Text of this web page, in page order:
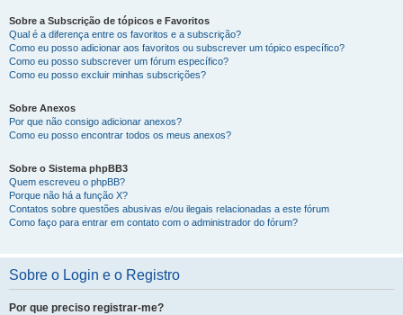
Sobre a Subscrição de tópicos e Favoritos
Qual é a diferença entre os favoritos e a subscrição?
Como eu posso adicionar aos favoritos ou subscrever um tópico específico?
Como eu posso subscrever um fórum específico?
Como eu posso excluir minhas subscrições?
Sobre Anexos
Por que não consigo adicionar anexos?
Como eu posso encontrar todos os meus anexos?
Sobre o Sistema phpBB3
Quem escreveu o phpBB?
Porque não há a função X?
Contatos sobre questões abusivas e/ou ilegais relacionadas a este fórum
Como faço para entrar em contato com o administrador do fórum?
Sobre o Login e o Registro
Por que preciso registrar-me?